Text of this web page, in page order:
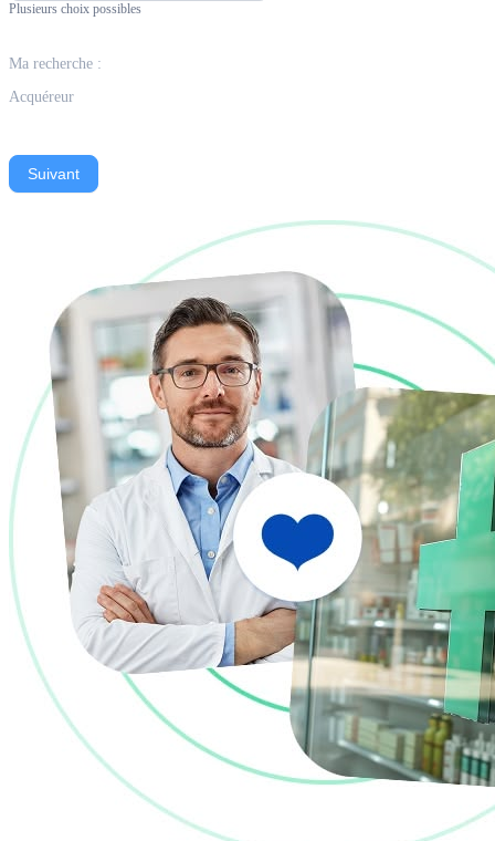
Plusieurs choix possibles
Ma recherche :
Acquéreur
Suivant